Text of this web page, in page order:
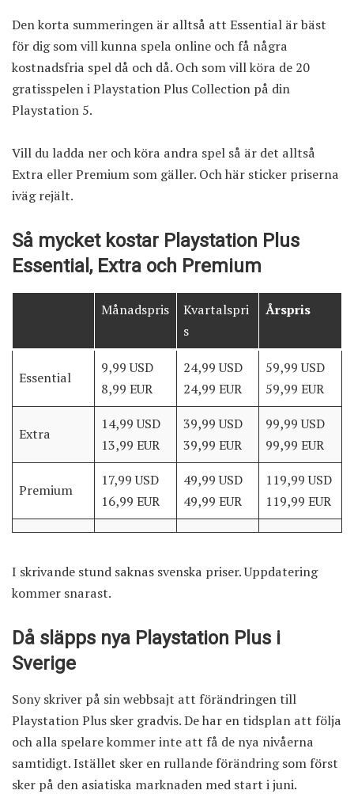
Den korta summeringen är alltså att Essential är bäst
för dig som vill kunna spela online och få några
kostnadsfria spel då och då. Och som vill köra de 20
gratisspelen i Playstation Plus Collection på din
Playstation 5.
Vill du ladda ner och köra andra spel så är det alltså
Extra eller Premium som gäller. Och här sticker priserna
iväg rejält.
Så mycket kostar Playstation Plus
Essential, Extra och Premium
Månadspris
Kvartalspri
s
Årspris
Essential
9,99 USD
8,99 EUR
24,99 USD
24,99 EUR
59,99 USD
59,99 EUR
Extra
14,99 USD
13,99 EUR
39,99 USD
39,99 EUR
99,99 USD
99,99 EUR
Premium
17,99 USD
16,99 EUR
49,99 USD
49,99 EUR
119,99 USD
119,99 EUR
I skrivande stund saknas svenska priser. Uppdatering
kommer snarast.
Då släpps nya Playstation Plus i
Sverige
Sony skriver på sin webbsajt att förändringen till
Playstation Plus sker gradvis. De har en tidsplan att följa
och alla spelare kommer inte att få de nya nivåerna
samtidigt. Istället sker en rullande förändring som först
sker på den asiatiska marknaden med start i juni.